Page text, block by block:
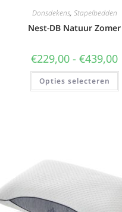
Donsdekens, Stapelbedden
Nest-DB Natuur Zomer
€229,00 - €439,00
Opties selecteren